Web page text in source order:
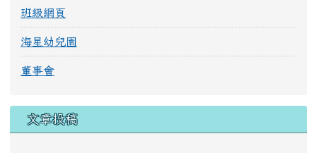
班級網頁
海星幼兒園
董事會
文章投稿